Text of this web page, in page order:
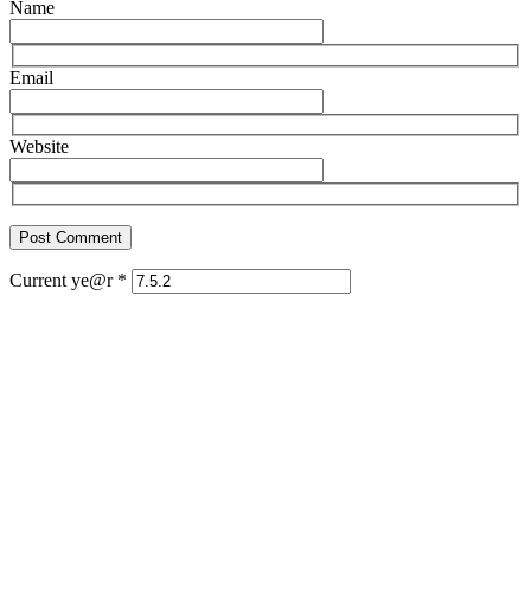
Name
Email
Website
Current ye@r *